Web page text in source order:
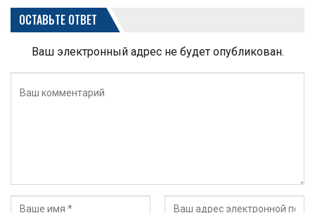
ОСТАВЬТЕ ОТВЕТ
Ваш электронный адрес не будет опубликован.